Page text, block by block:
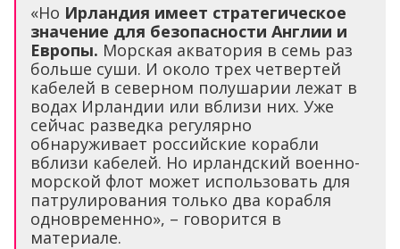
«Но Ирландия имеет стратегическое
значение для безопасности Англии и
Европы. Морская акватория в семь раз
больше суши. И около трех четвертей
кабелей в северном полушарии лежат в
водах Ирландии или вблизи них. Уже
сейчас разведка регулярно
обнаруживает российские корабли
вблизи кабелей. Но ирландский военно-
морской флот может использовать для
патрулирования только два корабля
одновременно», – говорится в
материале.